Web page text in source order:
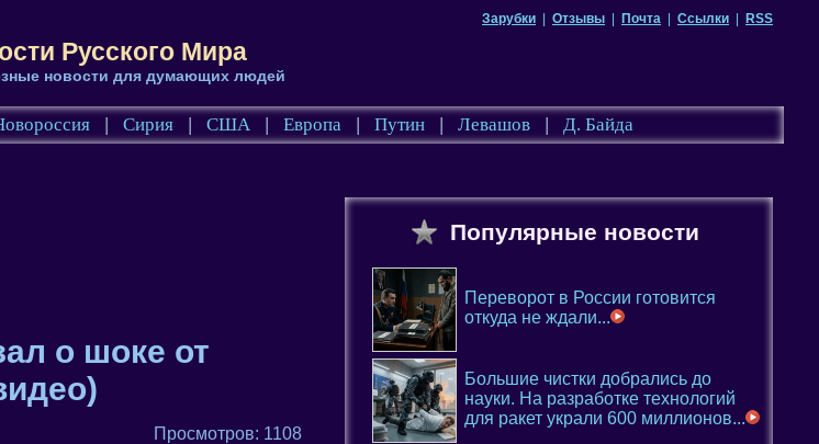
Зарубки Отзывы Почта Ссылки RSS
Русского Мира
новости для думающих людей
| Сирия | США | Европа | Путин | Левашов | Д. Байда
о шоке от
Просмотров: 1108
Популярные новости
Переворот в России готовится
откуда не ждали...
Большие чистки добрались до
науки. На разработке технологий
для ракет украли 600 миллионов...